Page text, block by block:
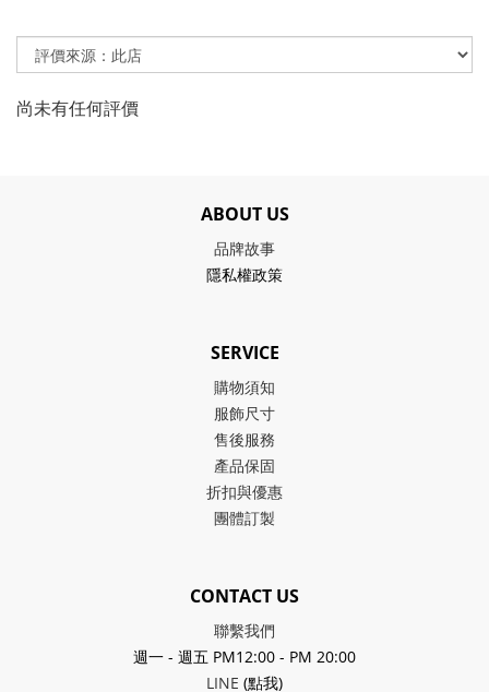
尚未有任何評價
ABOUT US
品牌故事
隱私權政策
SERVICE
購物須知
服飾尺寸
售後服務
產品保固
折扣與優惠
團體訂製
CONTACT US
聯繫我們
週一 - 週五 PM12:00 - PM 20:00
LINE (點我)